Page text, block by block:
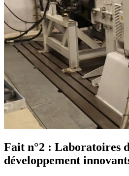
Fait n°2 : Laboratoires
développement